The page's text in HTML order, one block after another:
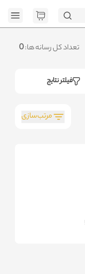
تعداد کل رسانه ها:0
فیلتر نتایج
مرتب‌سازی